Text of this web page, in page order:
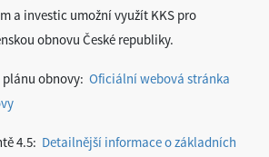
a investic umožní využít KKS pro
obnovu České republiky.
obnovy: Oficiální webová stránka
4.5: Detailnější informace o základních